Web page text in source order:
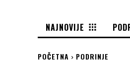
NAJNOVIJE
POČETNA PODRINJE